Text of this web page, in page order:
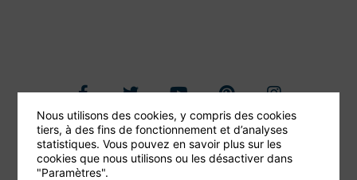
Foire aux questions
Conditions générales de vente
Nous utilisons des cookies, y compris des cookies
tiers, à des fins de fonctionnement et d’analyses
statistiques. Vous pouvez en savoir plus sur les
cookies que nous utilisons ou les désactiver dans
"Paramètres".